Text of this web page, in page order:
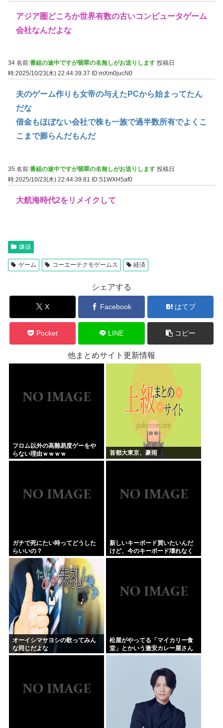
アジア圏どころか世界有数の古いコンピュータゲーム
会社なんだよな
34 名前:番組の途中ですが翡翠の名無しがお送りします 投稿日
時:2025/10/23(木) 22:44:39.37
ID:mXm0jucN0
夫のゲーム作りも女帝の与えたPCから始まってたん
だな
借金もほぼない会社で株も一族で過半数所有でよくこ
こまで膨らんだもんだ
35 名前:番組の途中ですが翡翠の名無しがお送りします 投稿日
時:2025/10/23(木) 22:44:39.81 ID:S1WXH5af0
大航海時代2をリメイクして
嫌儲
ゲーム コーエーテクモゲームス 経済
シェアする
X Facebook はてブ
Pocket LINE コピー
他まとめサイト更新情報
フロム以外の高難易度ゲーをや
らない理由ｗｗｗｗ
首都大東京、豪雨
ガチで死にたい時ってどうした
らいいの？
新しいキーボード買いたいんだ
けど、今のキーボード壊れなく
て買う理由が見つからない
オーイシマサヨシの歌ってみん
な同じだよな
松屋がやってる「マイカリー食
堂」とかいう激安カレー屋さん
がこちらwww